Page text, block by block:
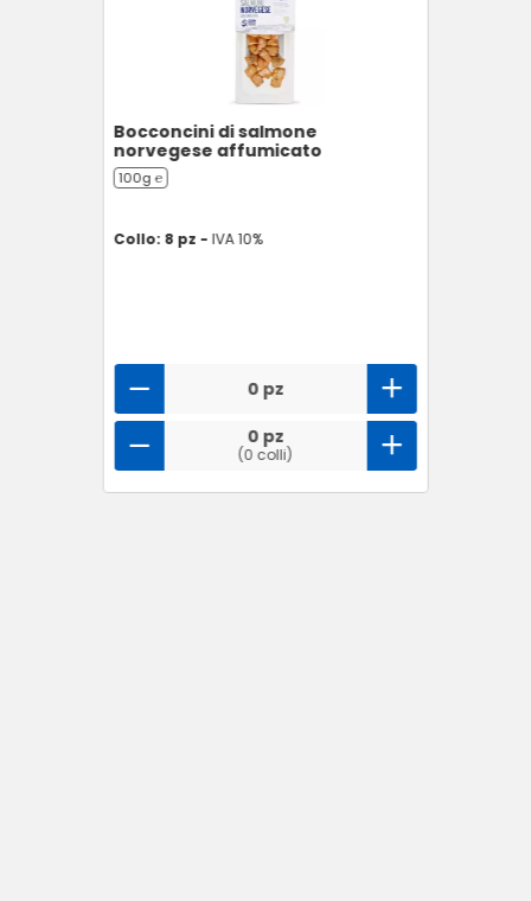
Bocconcini di salmone
norvegese affumicato
100g ℮
Collo: 8 pz - IVA 10%
0 pz
0 pz
(0 colli)